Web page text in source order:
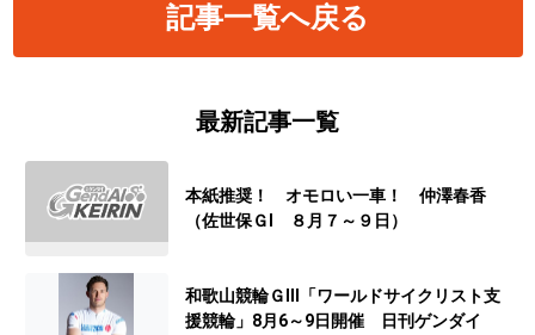
記事一覧へ戻る
最新記事一覧
本紙推奨！ オモロい一車！ 仲澤春香
（佐世保ＧⅠ ８月７～９日）
和歌山競輪ＧⅢ「ワールドサイクリスト支
援競輪」8月6～9日開催 日刊ゲンダイ